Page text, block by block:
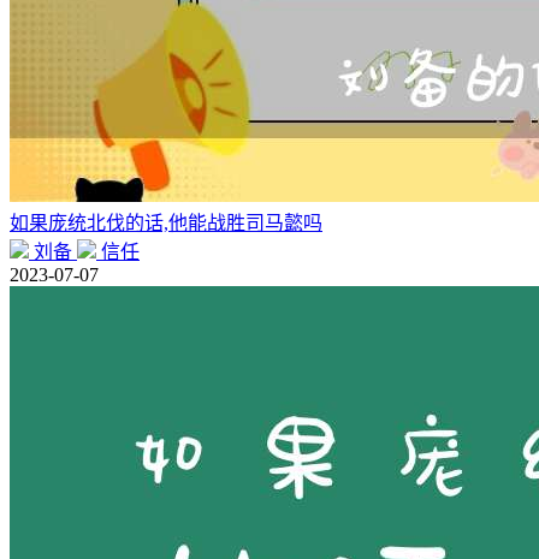
如果庞统北伐的话,他能战胜司马懿吗
刘备
信任
2023-07-07